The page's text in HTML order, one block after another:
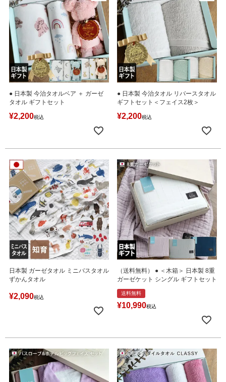
● 日本製 今治タオルベア ＋ ガーゼ
タオル ギフトセット
¥2,200税込
● 日本製 今治タオル リバースタオル
ギフトセット＜フェイス2枚＞
¥2,200税込
日本製 ガーゼタオル ミニバスタオル
ずかんタオル
¥2,090税込
（送料無料） ● ＜木箱＞ 日本製 8重
ガーゼケット シングル ギフトセット
送料無料
¥10,990税込